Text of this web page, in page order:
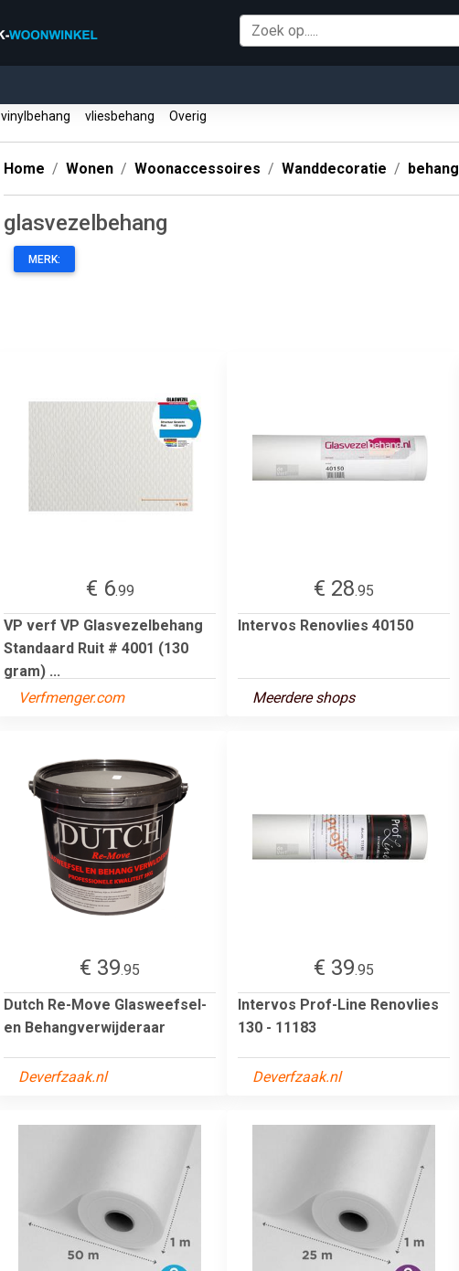
vinylbehang vliesbehang Overig
Home Wonen Woonaccessoires Wanddecoratie behang
glasvezelbehang
MERK:
€ 6.99
VP verf VP Glasvezelbehang
Standaard Ruit # 4001 (130
gram) ...
Verfmenger.com
€ 28.95
Intervos Renovlies 40150
Meerdere shops
€ 39.95
Dutch Re-Move Glasweefsel-
en Behangverwijderaar
Deverfzaak.nl
€ 39.95
Intervos Prof-Line Renovlies
130 - 11183
Deverfzaak.nl